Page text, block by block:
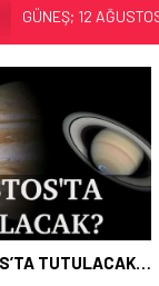
GÜNEŞ; 12
SOSYAL MEDYANIN
EĞİTİMCİLERİN
71 KENTTE
TÜRK DÜNYASI
TUTULACAK…